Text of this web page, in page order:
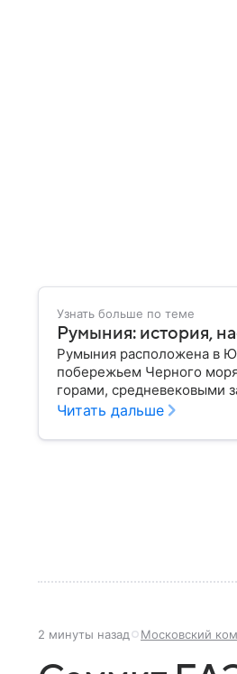
Узнать больше по теме
Румыния: история,
Румыния расположена в
побережьем Черного
горами, средневековыми
Дракуле. В материале
Читать дальше
2 минуты назад Московский